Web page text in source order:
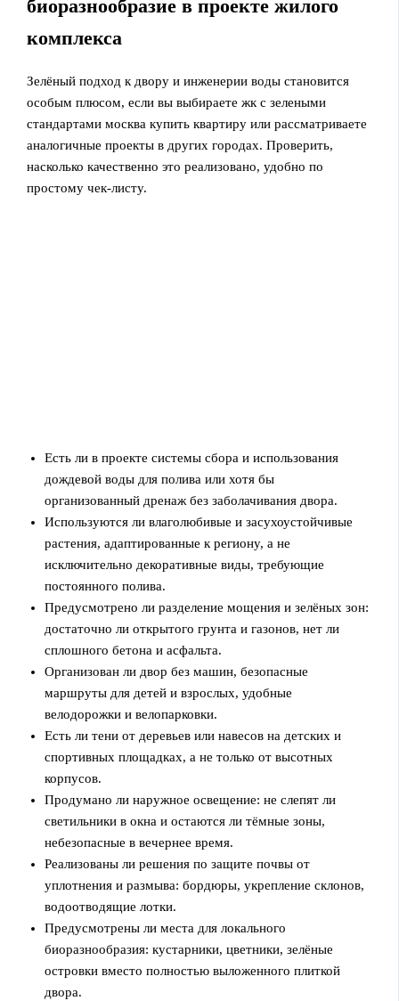
биоразнообразие в проекте жилого
комплекса
Зелёный подход к двору и инженерии воды становится
особым плюсом, если вы выбираете жк с зелеными
стандартами москва купить квартиру или рассматриваете
аналогичные проекты в других городах. Проверить,
насколько качественно это реализовано, удобно по
простому чек-листу.
Есть ли в проекте системы сбора и использования
дождевой воды для полива или хотя бы
организованный дренаж без заболачивания двора.
Используются ли влаголюбивые и засухоустойчивые
растения, адаптированные к региону, а не
исключительно декоративные виды, требующие
постоянного полива.
Предусмотрено ли разделение мощения и зелёных зон:
достаточно ли открытого грунта и газонов, нет ли
сплошного бетона и асфальта.
Организован ли двор без машин, безопасные
маршруты для детей и взрослых, удобные
велодорожки и велопарковки.
Есть ли тени от деревьев или навесов на детских и
спортивных площадках, а не только от высотных
корпусов.
Продумано ли наружное освещение: не слепят ли
светильники в окна и остаются ли тёмные зоны,
небезопасные в вечернее время.
Реализованы ли решения по защите почвы от
уплотнения и размыва: бордюры, укрепление склонов,
водоотводящие лотки.
Предусмотрены ли места для локального
биоразнообразия: кустарники, цветники, зелёные
островки вместо полностью выложенного плиткой
двора.